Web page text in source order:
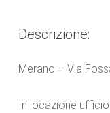
Descrizione:
Merano – Via
In locazione